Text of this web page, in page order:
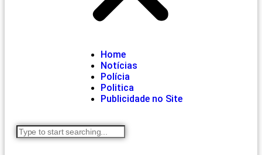
Home
Notícias
Polícia
Politica
Publicidade no Site